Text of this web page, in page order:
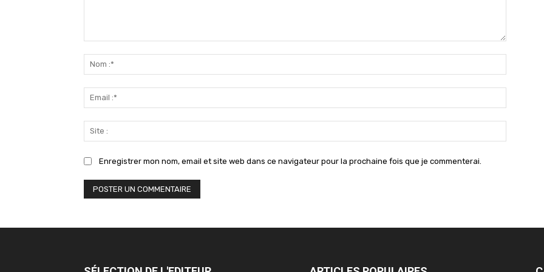
:*
:*
:
Enregistrer mon nom, email et site web dans ce navigateur pour la prochaine fois que je commenterai.